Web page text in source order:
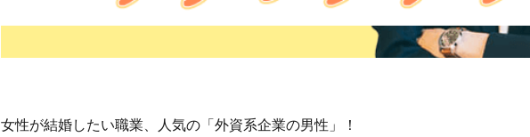
女性が結婚したい職業、人気の「外資系企業の男性」！